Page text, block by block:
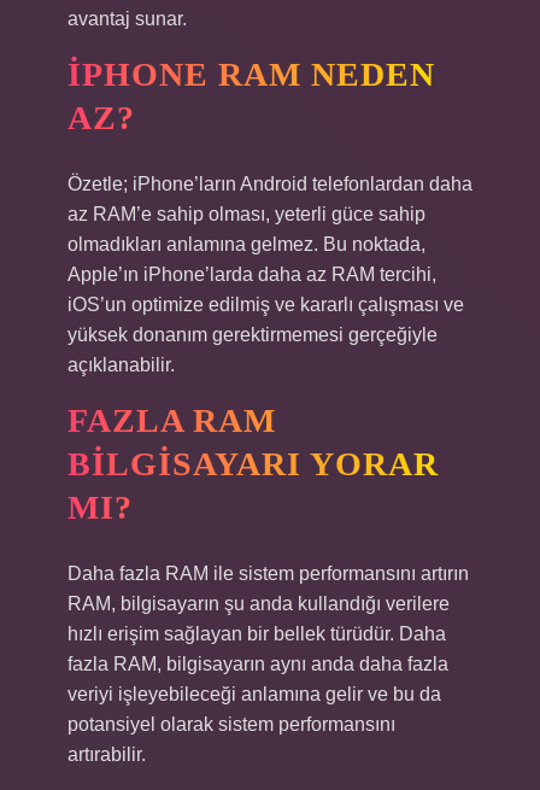
avantaj sunar.
İPHONE RAM NEDEN
AZ?
Özetle; iPhone’ların Android telefonlardan daha
az RAM’e sahip olması, yeterli güce sahip
olmadıkları anlamına gelmez. Bu noktada,
Apple’ın iPhone’larda daha az RAM tercihi,
iOS’un optimize edilmiş ve kararlı çalışması ve
yüksek donanım gerektirmemesi gerçeğiyle
açıklanabilir.
FAZLA RAM
BILGISAYARI YORAR
MI?
Daha fazla RAM ile sistem performansını artırın
RAM, bilgisayarın şu anda kullandığı verilere
hızlı erişim sağlayan bir bellek türüdür. Daha
fazla RAM, bilgisayarın aynı anda daha fazla
veriyi işleyebileceği anlamına gelir ve bu da
potansiyel olarak sistem performansını
artırabilir.